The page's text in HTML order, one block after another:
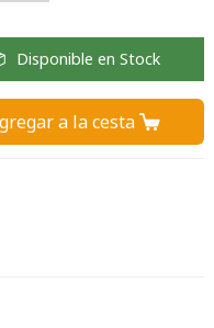
Disponible en Stock
a la cesta 